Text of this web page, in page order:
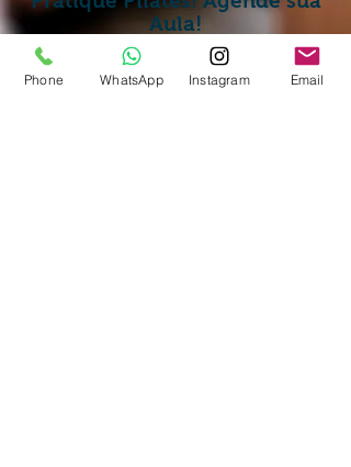
Aula!
Phone WhatsApp Instagram Email